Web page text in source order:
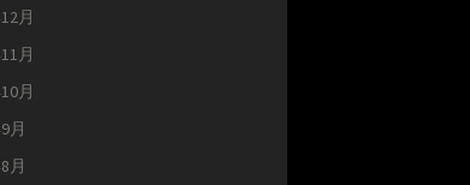
月
月
月
月
月